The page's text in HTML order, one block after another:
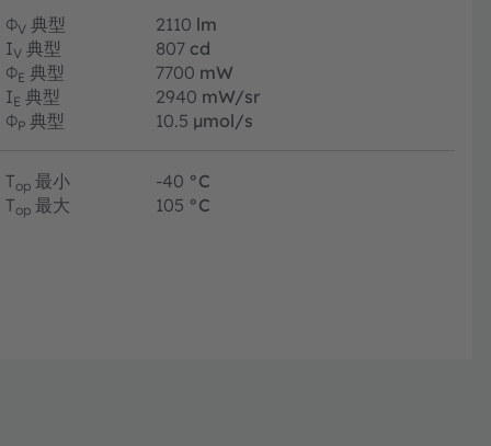
ΦV 典型 2110 lm
IV 典型 807 cd
ΦE 典型 7700 mW
IE 典型 2940 mW/sr
ΦP 典型 10.5 µmol/s
Top 最小 -40 °C
Top 最大 105 °C